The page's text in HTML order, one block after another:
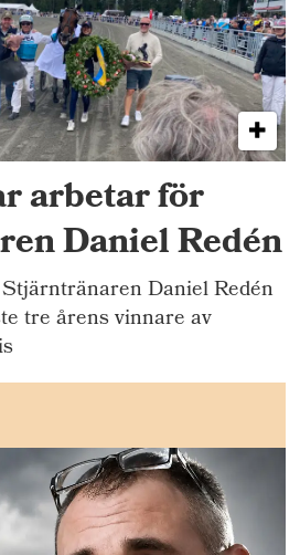
arbetar för
Daniel Redén
Daniel Redén
tre årens vinnare av